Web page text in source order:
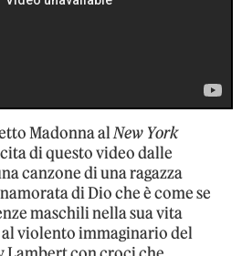
Madonna alNew York
di questo video dalle
canzone di una ragazza
di Dio che è come se
maschili nella sua vita
al violento immaginario del